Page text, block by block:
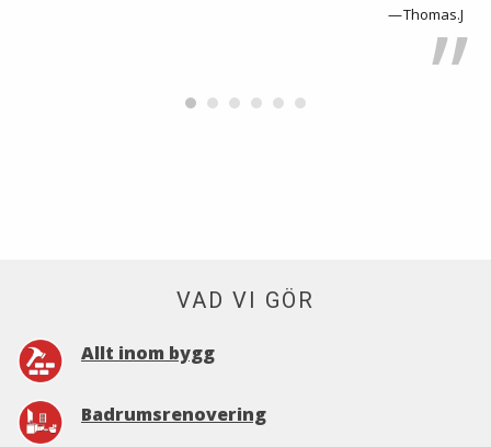
Thomas.J
VAD VI GÖR
Allt inom bygg
Badrumsrenovering